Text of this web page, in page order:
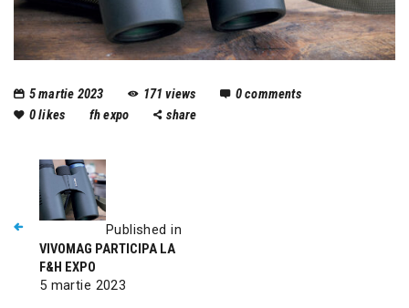
5 martie 2023 171 views 0comments
0likes fh expo share
Published in
VIVOMAG PARTICIPA LA
F&H EXPO
5 martie 2023